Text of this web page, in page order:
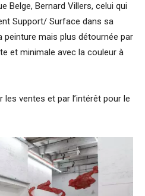
Belge, Bernard Villers, celui qui
Support/ Surface dans sa
peinture mais plus détournée par
et minimale avec la couleur à
ventes et par l’intérêt pour le